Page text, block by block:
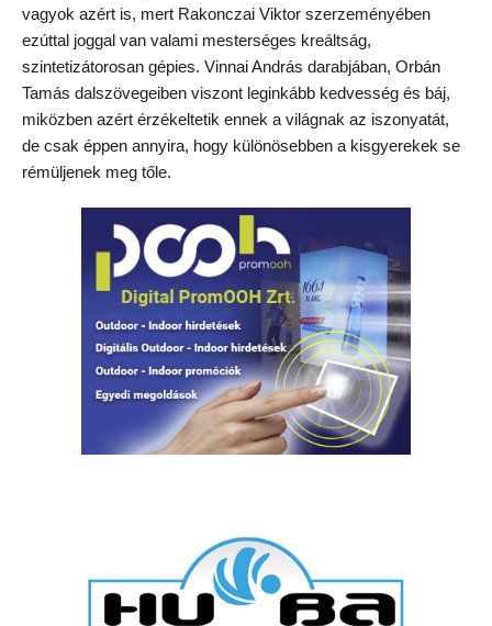
vagyok azért is, mert Rakonczai Viktor szerzeményében
ezúttal joggal van valami mesterséges kreáltság,
szintetizátorosan gépies. Vinnai András darabjában, Orbán
Tamás dalszövegeiben viszont leginkább kedvesség és báj,
miközben azért érzékeltetik ennek a világnak az iszonyatát,
de csak éppen annyira, hogy különösebben a kisgyerekek se
rémüljenek meg tőle.